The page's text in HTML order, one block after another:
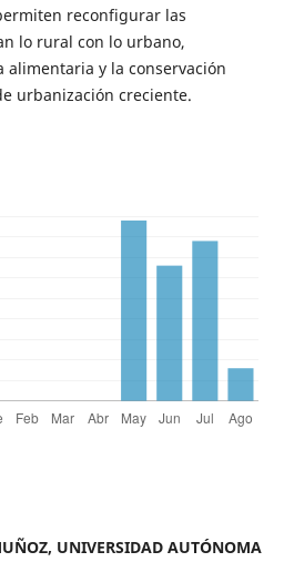
reconfigurar las
lo rural con lo urbano,
y la conservación
urbanización creciente.
UNIVERSIDAD AUTÓNOMA